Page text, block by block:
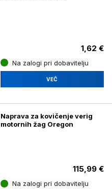
1,62 €
Na zalogi pri dobavitelju
VEČ
Naprava za kovičenje verig
motornih žag Oregon
115,99 €
Na zalogi pri dobavitelju